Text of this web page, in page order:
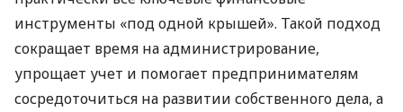
инструменты «под одной крышей». Такой подход
сокращает время на администрирование,
упрощает учет и помогает предпринимателям
сосредоточиться на развитии собственного дела, а